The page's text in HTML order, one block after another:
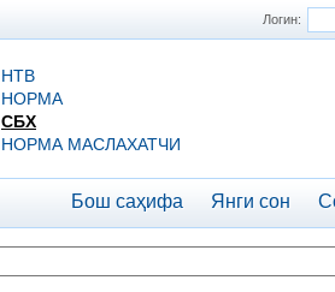
Логин:
НТВ
НОРМА
СБХ
НОРМА МАСЛАХАТЧИ
Бош саҳифа Янги сон